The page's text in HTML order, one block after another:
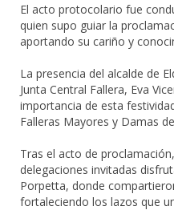
El acto protocolario fue
quien supo guiar la
aportando su cariño y
La presencia del alcalde de
Junta Central Fallera, Eva
importancia de esta
Falleras Mayores y Damas
Tras el acto de
delegaciones invitadas
Porpetta, donde
fortaleciendo los lazos que